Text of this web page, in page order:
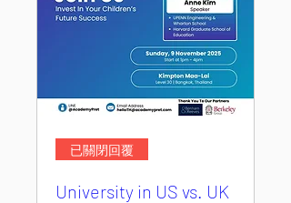
已關閉回覆
University in US vs. UK